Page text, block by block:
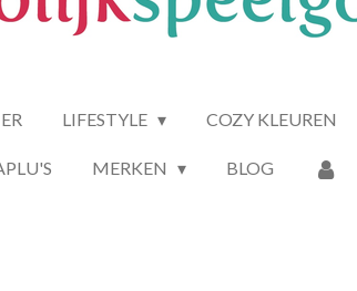
LIFESTYLE COZY KLEUREN
MERKEN BLOG